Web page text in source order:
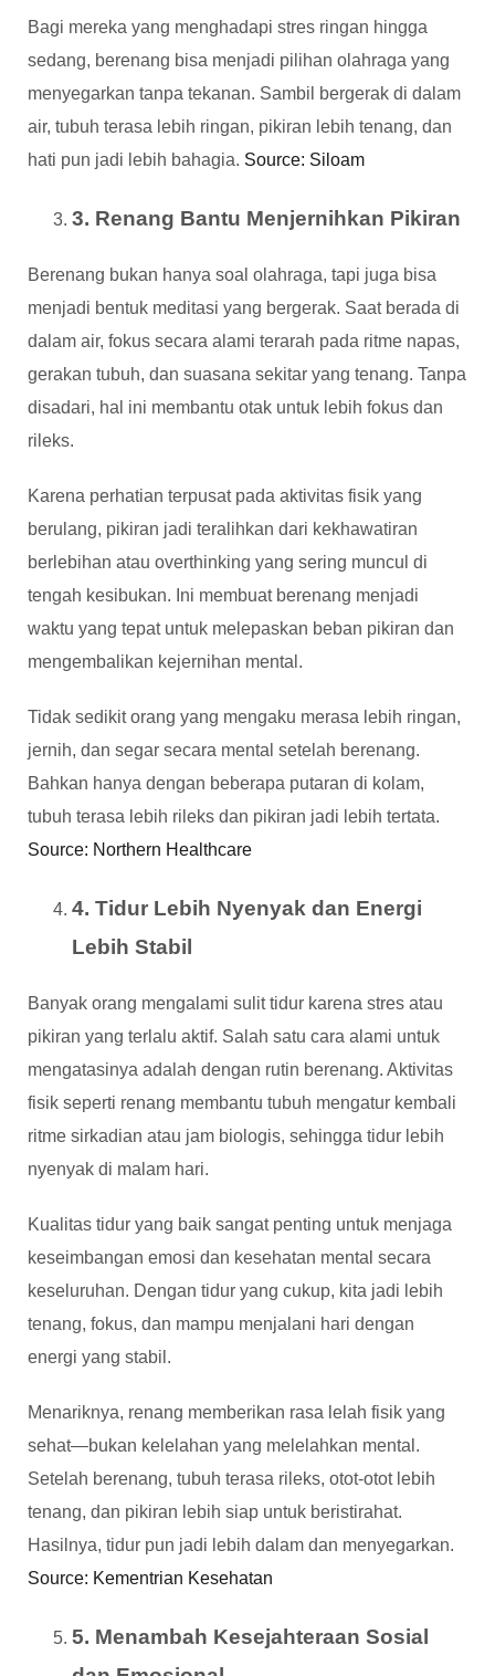
Bagi mereka yang menghadapi stres ringan hingga
sedang, berenang bisa menjadi pilihan olahraga yang
menyegarkan tanpa tekanan. Sambil bergerak di dalam
air, tubuh terasa lebih ringan, pikiran lebih tenang, dan
hati pun jadi lebih bahagia. Source: Siloam
3. Renang Bantu Menjernihkan Pikiran
Berenang bukan hanya soal olahraga, tapi juga bisa
menjadi bentuk meditasi yang bergerak. Saat berada di
dalam air, fokus secara alami terarah pada ritme napas,
gerakan tubuh, dan suasana sekitar yang tenang. Tanpa
disadari, hal ini membantu otak untuk lebih fokus dan
rileks.
Karena perhatian terpusat pada aktivitas fisik yang
berulang, pikiran jadi teralihkan dari kekhawatiran
berlebihan atau overthinking yang sering muncul di
tengah kesibukan. Ini membuat berenang menjadi
waktu yang tepat untuk melepaskan beban pikiran dan
mengembalikan kejernihan mental.
Tidak sedikit orang yang mengaku merasa lebih ringan,
jernih, dan segar secara mental setelah berenang.
Bahkan hanya dengan beberapa putaran di kolam,
tubuh terasa lebih rileks dan pikiran jadi lebih tertata.
Source: Northern Healthcare
4. Tidur Lebih Nyenyak dan Energi
Lebih Stabil
Banyak orang mengalami sulit tidur karena stres atau
pikiran yang terlalu aktif. Salah satu cara alami untuk
mengatasinya adalah dengan rutin berenang. Aktivitas
fisik seperti renang membantu tubuh mengatur kembali
ritme sirkadian atau jam biologis, sehingga tidur lebih
nyenyak di malam hari.
Kualitas tidur yang baik sangat penting untuk menjaga
keseimbangan emosi dan kesehatan mental secara
keseluruhan. Dengan tidur yang cukup, kita jadi lebih
tenang, fokus, dan mampu menjalani hari dengan
energi yang stabil.
Menariknya, renang memberikan rasa lelah fisik yang
sehat—bukan kelelahan yang melelahkan mental.
Setelah berenang, tubuh terasa rileks, otot-otot lebih
tenang, dan pikiran lebih siap untuk beristirahat.
Hasilnya, tidur pun jadi lebih dalam dan menyegarkan.
Source: Kementrian Kesehatan
5. Menambah Kesejahteraan Sosial